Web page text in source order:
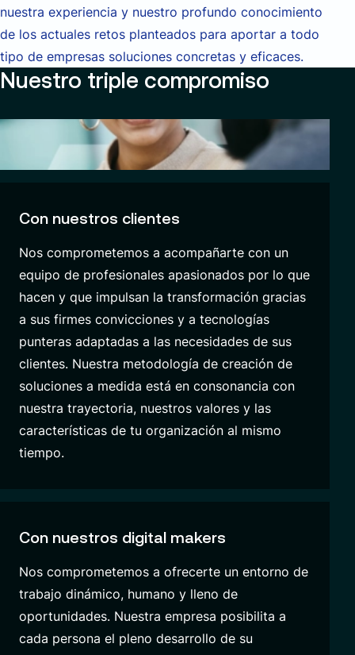
nuestra experiencia y nuestro profundo conocimiento
de los actuales retos planteados para aportar a todo
tipo de empresas soluciones concretas y eficaces.
Nuestro triple compromiso
Con nuestros clientes
Nos comprometemos a acompañarte con un
equipo de profesionales apasionados por lo que
hacen y que impulsan la transformación gracias
a sus firmes convicciones y a tecnologías
punteras adaptadas a las necesidades de sus
clientes. Nuestra metodología de creación de
soluciones a medida está en consonancia con
nuestra trayectoria, nuestros valores y las
características de tu organización al mismo
tiempo.
Con nuestros digital makers
Nos comprometemos a ofrecerte un entorno de
trabajo dinámico, humano y lleno de
oportunidades. Nuestra empresa posibilita a
cada persona el pleno desarrollo de su